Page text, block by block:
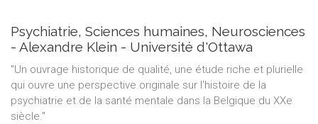
Psychiatrie, Sciences humaines, Neurosciences
- Alexandre Klein - Université d'Ottawa
"Un ouvrage historique de qualité, une étude riche et plurielle
qui ouvre une perspective originale sur l'histoire de la
psychiatrie et de la santé mentale dans la Belgique du XXe
siècle."